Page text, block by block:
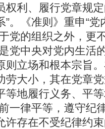
权利、履行党章规
。《准则》重申“党
党的组织之外，更
党中央对党内生活
则立场和根本宗旨
劳大小，其在党章
等地履行义务、平
一律平等，遵守纪
许存在不受纪律约